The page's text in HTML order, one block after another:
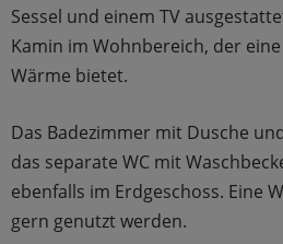
Sessel und einem TV
Kamin im Wohnbereich, der
Wärme bietet.
Das Badezimmer mit Dusche
das separate WC mit
ebenfalls im Erdgeschoss. Eine
gern genutzt werden.